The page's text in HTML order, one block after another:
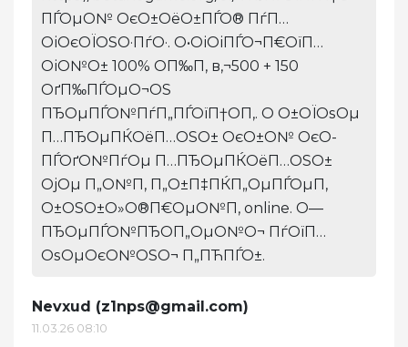
ПЃОµО№ ОєО±ОёО±ПЃО® ПѓП…
ОіОєОЇОЅО·ПѓО·. О•ОіОіПЃО¬П€ОїП…
ОіО№О± 100% О­П‰П‚ в‚¬500 + 150
ОґП‰ПЃОµО¬ОЅ
ПЂОµПЃО№ПѓП„ПЃОїП†О­П‚. О О±ОЇОѕОµ
П…ПЂОµПЌОёП…ОЅО± ОєО±О№ ОєО­
ПЃОґО№ПѓОµ П…ПЂОµПЌОёП…ОЅО±
ОјОµ П„О№П‚ П„О±П‡ПЌП„ОµПЃОµП‚
О±ОЅО±О»О®П€ОµО№П‚ online. О—
ПЂОµПЃО№ПЂО­П„ОµО№О¬ ПѓОїП…
ОѕОµОєО№ОЅО¬ П„ПЋПЃО±.
Nevxud (z1nps@gmail.com)
11.03.26 08:10